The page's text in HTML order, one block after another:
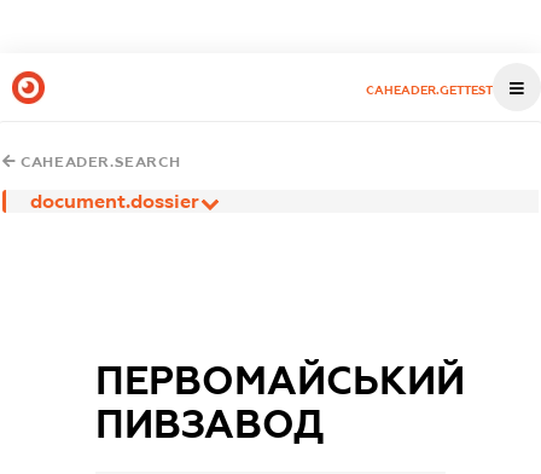
CAHEADER.GETTEST
CAHEADER.SEARCH
document.dossier
ПЕРВОМАЙСЬКИЙ
ПИВЗАВОД